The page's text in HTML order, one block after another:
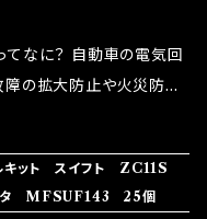
。より、このような効果を
レスポンスの向上 ・アイ
UP） ・ターボ車のターボ
タウンユースだけでなく、
での実証実験の上、 製
が露出している為、空気
3.金属プレートが接触する
になります。 ◇マジカル
ルヒューズは放電防止効
なに？ 自動車の電気回
障の拡大防止や火災防止
力供給を行っています。
拭い去れない欠点があり
キット スイフト ZC11S
タ MFSUF143 25個